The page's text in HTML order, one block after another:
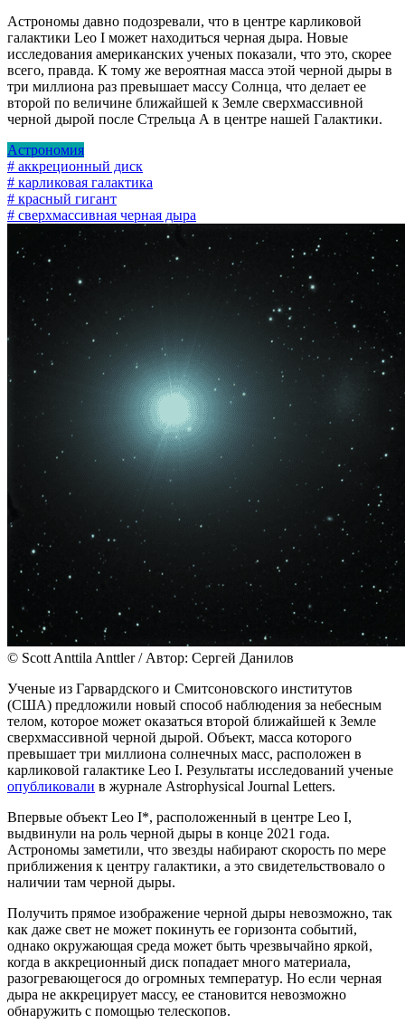
Астрономы давно подозревали, что в центре карликовой
галактики Leo I может находиться черная дыра. Новые
исследования американских ученых показали, что это, скорее
всего, правда. К тому же вероятная масса этой черной дыры в
три миллиона раз превышает массу Солнца, что делает ее
второй по величине ближайшей к Земле сверхмассивной
черной дырой после Стрельца А в центре нашей Галактики.
Астрономия
# аккреционный диск
# карликовая галактика
# красный гигант
# сверхмассивная черная дыра
© Scott Anttila Anttler / Автор: Сергей Данилов
Ученые из Гарвардского и Смитсоновского институтов
(США) предложили новый способ наблюдения за небесным
телом, которое может оказаться второй ближайшей к Земле
сверхмассивной черной дырой. Объект, масса которого
превышает три миллиона солнечных масс, расположен в
карликовой галактике Leo I. Результаты исследований ученые
опубликовали в журнале Astrophysical Journal Letters.
Впервые объект Leo I*, расположенный в центре Leo I,
выдвинули на роль черной дыры в конце 2021 года.
Астрономы заметили, что звезды набирают скорость по мере
приближения к центру галактики, а это свидетельствовало о
наличии там черной дыры.
Получить прямое изображение черной дыры невозможно, так
как даже свет не может покинуть ее горизонта событий,
однако окружающая среда может быть чрезвычайно яркой,
когда в аккреционный диск попадает много материала,
разогревающегося до огромных температур. Но если черная
дыра не аккрецирует массу, ее становится невозможно
обнаружить с помощью телескопов.